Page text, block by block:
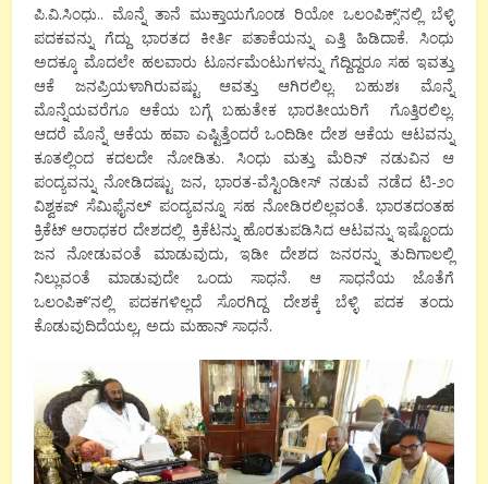
ಪಿ.ವಿ.ಸಿಂಧು.. ಮೊನ್ನೆ ತಾನೆ ಮುಕ್ತಾಯಗೊಂಡ ರಿಯೋ ಒಲಂಪಿಕ್ಸ್’ನಲ್ಲಿ ಬೆಳ್ಳಿ
ಪದಕವನ್ನು ಗೆದ್ದು ಭಾರತದ ಕೀರ್ತಿ ಪತಾಕೆಯನ್ನು ಎತ್ತಿ ಹಿಡಿದಾಕೆ. ಸಿಂಧು
ಅದಕ್ಕೂ ಮೊದಲೇ ಹಲವಾರು ಟೂರ್ನಮೆಂಟುಗಳನ್ನು ಗೆದ್ದಿದ್ದರೂ ಸಹ ಇವತ್ತು
ಆಕೆ ಜನಪ್ರಿಯಳಾಗಿರುವಷ್ಟು ಆವತ್ತು ಆಗಿರಲಿಲ್ಲ. ಬಹುಶಃ ಮೊನ್ನೆ
ಮೊನ್ನೆಯವರೆಗೂ ಆಕೆಯ ಬಗ್ಗೆ ಬಹುತೇಕ ಭಾರತೀಯರಿಗೆ ಗೊತ್ತಿರಲಿಲ್ಲ.
ಆದರೆ ಮೊನ್ನೆ ಆಕೆಯ ಹವಾ ಎಷ್ಟಿತ್ತೆಂದರೆ ಒಂದಿಡೀ ದೇಶ ಆಕೆಯ ಆಟವನ್ನು
ಕೂತಲ್ಲಿಂದ ಕದಲದೇ ನೋಡಿತು. ಸಿಂಧು ಮತ್ತು ಮೆರಿನ್ ನಡುವಿನ ಆ
ಪಂದ್ಯವನ್ನು ನೋಡಿದಷ್ಟು ಜನ, ಭಾರತ-ವೆಸ್ಟಿಂಡೀಸ್ ನಡುವೆ ನಡೆದ ಟಿ-೨೦
ವಿಶ್ವಕಪ್ ಸೆಮಿಫೈನಲ್ ಪಂದ್ಯವನ್ನೂ ಸಹ ನೋಡಿರಲಿಲ್ಲವಂತೆ. ಭಾರತದಂತಹ
ಕ್ರಿಕೆಟ್ ಆರಾಧಕರ ದೇಶದಲ್ಲಿ ಕ್ರಿಕೆಟನ್ನು ಹೊರತುಪಡಿಸಿದ ಆಟವನ್ನು ಇಷ್ಟೊಂದು
ಜನ ನೋಡುವಂತೆ ಮಾಡುವುದು, ಇಡೀ ದೇಶದ ಜನರನ್ನು ತುದಿಗಾಲಲ್ಲಿ
ನಿಲ್ಲುವಂತೆ ಮಾಡುವುದೇ ಒಂದು ಸಾಧನೆ. ಆ ಸಾಧನೆಯ ಜೊತೆಗೆ
ಒಲಂಪಿಕ್’ನಲ್ಲಿ ಪದಕಗಳಿಲ್ಲದೆ ಸೊರಗಿದ್ದ ದೇಶಕ್ಕೆ ಬೆಳ್ಳಿ ಪದಕ ತಂದು
ಕೊಡುವುದಿದೆಯಲ್ಲ, ಅದು ಮಹಾನ್ ಸಾಧನೆ.